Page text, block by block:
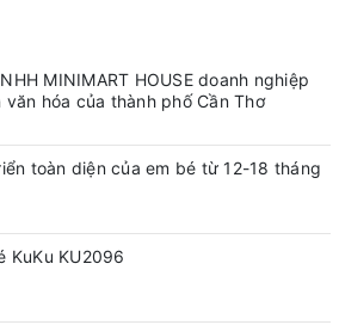
MINIMART HOUSE doanh nghiệp
hóa của thành phố Cần Thơ
toàn diện của em bé từ 12-18 tháng
KuKu KU2096